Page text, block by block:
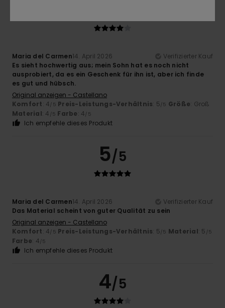
Maria del Carmen14. April 2026
Verifizierter Kauf
Es sieht hochwertig aus; mein Sohn hat es noch nicht
ausprobiert, da es ein Geschenk für ihn ist, aber ich finde
es gut und hübsch.
Original anzeigen - Castellano
Komfort: 4/5 Preis-Leistungs-Verhältnis: 5/5 Größe: Groß
Material: 4 /5 Farbe: 4/5
Ich empfehle dieses Produkt
5/5
Maria del Carmen14. April 2026
Verifizierter Kauf
Das Material scheint von guter Qualität zu sein
Original anzeigen - Castellano
Komfort: 4/5 Preis-Leistungs-Verhältnis: 5/5 Material: 5 /5
Farbe: 4/5
Ich empfehle dieses Produkt
4/5